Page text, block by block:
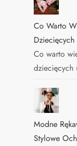
Co Warto
Co warto
Modne
Stylowe